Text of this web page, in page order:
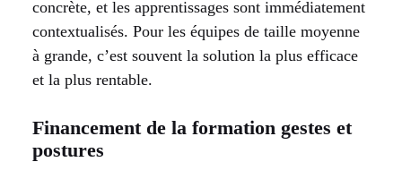
concrète, et les apprentissages sont immédiatement
contextualisés. Pour les équipes de taille moyenne
à grande, c’est souvent la solution la plus efficace
et la plus rentable.
Financement de la formation gestes et
postures